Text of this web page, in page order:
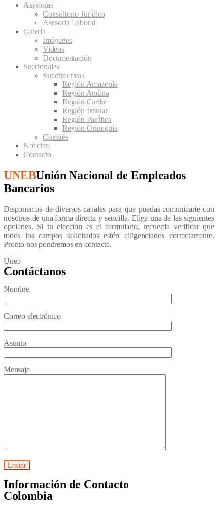
Asesorías
Consultorio Jurídico
Asesoría Laboral
Galería
Imágenes
Videos
Documentación
Seccionales
Subdirectivas
Región Amazonía
Región Andina
Región Caribe
Región Insular
Región PacÍfica
Región Orinoquía
Comités
Noticias
Contacto
UNEBUnión Nacional de Empleados
Bancarios
Disponemos de diversos canales para que puedas comunicarte con
nosotros de una forma directa y sencilla. Elige una de las siguientes
opciones. Si tu elección es el formulario, recuerda verificar que
todos los campos solicitados estén diligenciados correctamente.
Pronto nos pondremos en contacto.
Uneb
Contáctanos
Nombre
Correo electrónico
Asunto
Mensaje
Información de Contacto
Colombia